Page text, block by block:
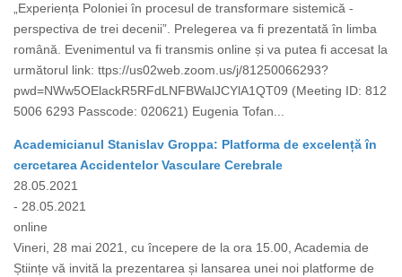
„Experiența Poloniei în procesul de transformare sistemică -
perspectiva de trei decenii”. Prelegerea va fi prezentată în limba
română. Evenimentul va fi transmis online și va putea fi accesat la
următorul link: ttps://us02web.zoom.us/j/81250066293?
pwd=NWw5OElackR5RFdLNFBWalJCYlA1QT09 (Meeting ID: 812
5006 6293 Passcode: 020621) Eugenia Tofan...
Academicianul Stanislav Groppa: Platforma de excelență în
cercetarea Accidentelor Vasculare Cerebrale
28.05.2021
- 28.05.2021
online
Vineri, 28 mai 2021, cu începere de la ora 15.00, Academia de
Științe vă invită la prezentarea și lansarea unei noi platforme de